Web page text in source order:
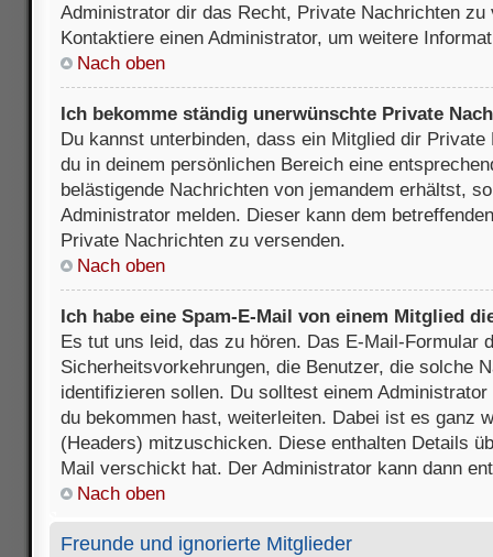
Administrator dir das Recht, Private Nachrichten
Kontaktiere einen Administrator, um weitere
Nach oben
Ich bekomme ständig unerwünschte Private
Du kannst unterbinden, dass ein Mitglied dir
du in deinem persönlichen Bereich eine
belästigende Nachrichten von jemandem erhältst,
Administrator melden. Dieser kann dem
Private Nachrichten zu versenden.
Nach oben
Ich habe eine Spam-E-Mail von einem Mitglied
Es tut uns leid, das zu hören. Das E-Mail-Formular
Sicherheitsvorkehrungen, die Benutzer, die solche
identifizieren sollen. Du solltest einem
du bekommen hast, weiterleiten. Dabei ist es ganz
(Headers) mitzuschicken. Diese enthalten Details
Mail verschickt hat. Der Administrator kann dann
Nach oben
Freunde und ignorierte Mitglieder